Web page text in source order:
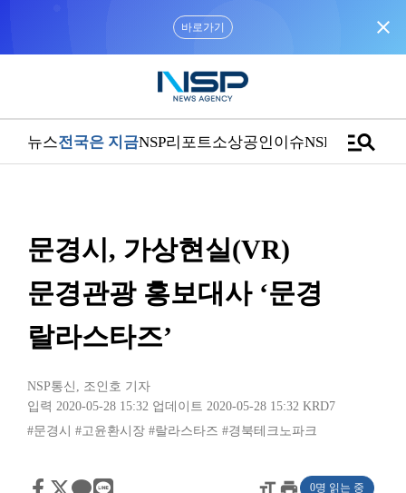
“우리는 독자가 구독할 수 있는 기사를 씁니다” close
뉴스전국은 지금NSP리포트소상공인이슈NSPTVmanage_search
문경시, 가상현실(VR)
문경관광 홍보대사 ‘문경
랄라스타즈’
NSP통신 , 조인호 기자
입력 2020-05-28 15:32 업데이트 2020-05-28 15:32 KRD7
#문경시
#고윤환시장 #랄라스타즈 #경북테크노파크
format_sizeprint 0명 읽는 중